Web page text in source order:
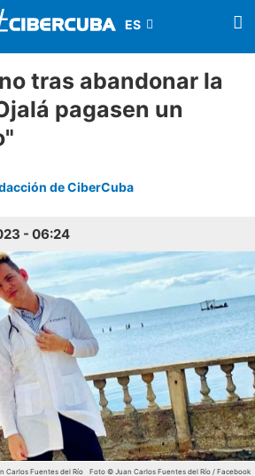
tras abandonar la
pagasen un
de CiberCuba
- 06:24
Carlos Fuentes del Río Foto © Juan Carlos Fuentes del Río / Facebook